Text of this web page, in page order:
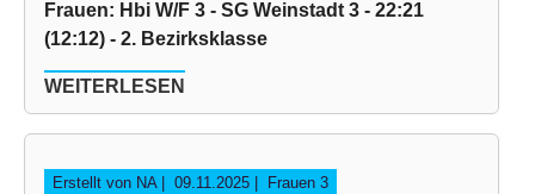
Frauen: Hbi W/F 3 - SG Weinstadt 3 - 22:21
(12:12) - 2. Bezirksklasse
WEITERLESEN
Erstellt von NA | 09.11.2025 Frauen 3